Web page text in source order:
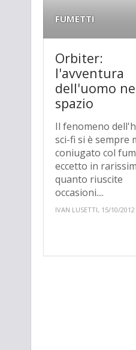
FUMETTI
Orbiter:
l'avventura
dell'uomo
spazio
Il fenomeno
sci-fi si è sempre
coniugato col
eccetto in
quanto riuscite
occasioni....
IVAN LUSETTI, 15/10/2012